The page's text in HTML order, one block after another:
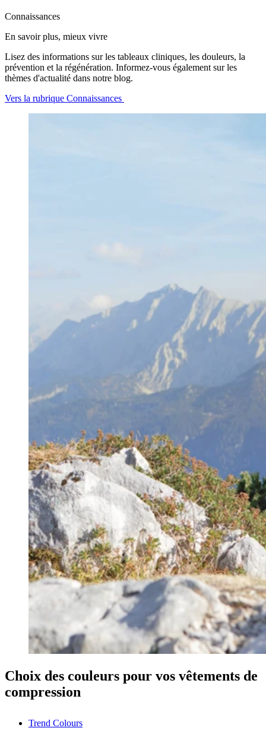
Connaissances
En savoir plus, mieux vivre
Lisez des informations sur les tableaux cliniques, les douleurs, la
prévention et la régénération. Informez-vous également sur les
thèmes d'actualité dans notre blog.
Vers la rubrique Connaissances
Choix des couleurs pour vos vêtements de
compression
Trend Colours